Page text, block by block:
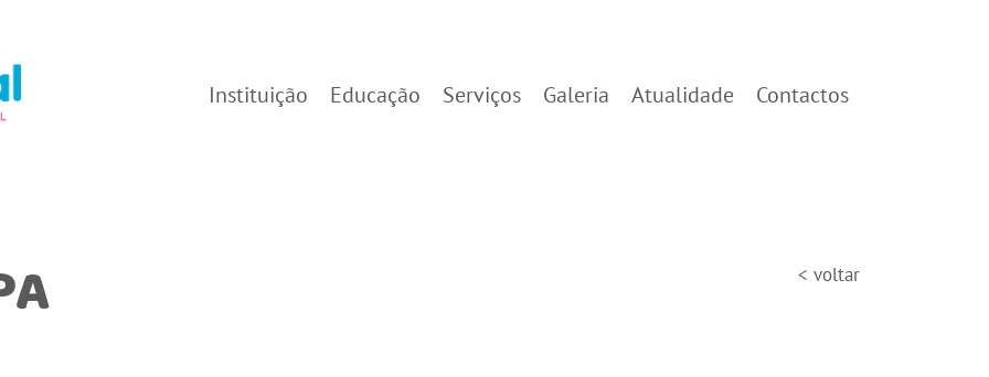
Instituição Educação Serviços Galeria Atualidade Contactos
< voltar